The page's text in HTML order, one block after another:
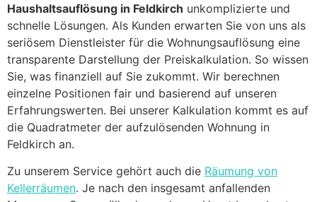
Haushaltsauflösung in Feldkirch unkomplizierte und
schnelle Lösungen. Als Kunden erwarten Sie von uns als
seriösem Dienstleister für die Wohnungsauflösung eine
transparente Darstellung der Preiskalkulation. So wissen
Sie, was finanziell auf Sie zukommt. Wir berechnen
einzelne Positionen fair und basierend auf unseren
Erfahrungswerten. Bei unserer Kalkulation kommt es auf
die Quadratmeter der aufzulösenden Wohnung in
Feldkirch an.
Zu unserem Service gehört auch die Räumung von
Kellerräumen. Je nach den insgesamt anfallenden